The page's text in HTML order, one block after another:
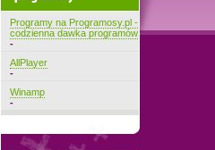
Programy na Programosy.pl -
codzienna dawka programów
-
AllPlayer
-
Winamp
-